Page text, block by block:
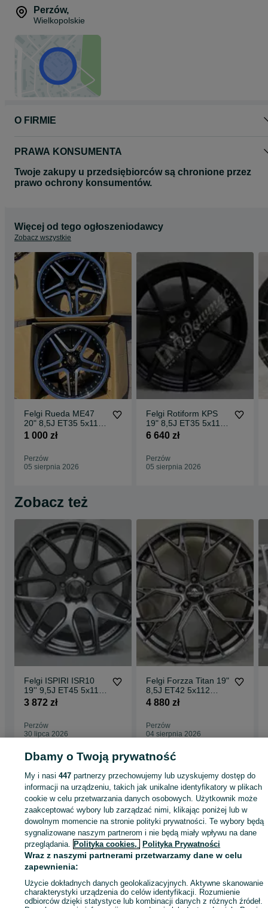
Cena z ogłoszenia dotyczy kompletu 4 felg 19" oraz zawiera VAT
23%.
Proszę o kontakt telefoniczny lub za pomocą formularza olx
odnośnie wyboru oraz dostępności felg do Państwa samochodu.
Zapraszamy do zapoznania się z całą naszą ofertą felg na naszej
stronie www.dawmac.eu
Perzów,
Wielkopolskie
O FIRMIE
PRAWA KONSUMENTA
Twoje zakupy u przedsiębiorców są chronione przez
prawo ochrony konsumentów.
Więcej od tego ogłoszeniodawcy
Zobacz wszystkie
Felgi Rueda ME47
20" 8,5J ET35 5x112
CBKF1 / 2 sztuki
1 000 zł
Perzów
05 sierpnia 2026
Felgi Rotiform KPS
19" 8,5J ET35 5x112
Matte Black Face w/
6 640 zł
Perzów
05 sierpnia 2026
Zobacz też
Felgi ISPIRI ISR10
19'' 9,5J ET45 5x112
Matt Graphite
3 872 zł
Perzów
30 lipca 2026
Felgi Forzza Titan 19"
8,5J ET42 5x112
Dark Graphite
4 880 zł
Perzów
04 sierpnia 2026
Strona główna Motoryzacja Opony i Felgi Felgi Felgi - Wielkopolskie
- Perzów
KATEGORIA
ID:854703327 Wyświetlenia:
Zadzwoń / SMS Wyślij wiadomość
Dbamy o Twoją prywatność
My i nasi447 partnerzy przechowujemy lub uzyskujemy dostęp do
informacji na urządzeniu, takich jak unikalne identyfikatory w plikach
cookie w celu przetwarzania danych osobowych. Użytkownik może
zaakceptować wybory lub zarządzać nimi, klikając poniżej lub w
dowolnym momencie na stronie polityki prywatności. Te wybory będą
sygnalizowane naszym partnerom i nie będą miały wpływu na dane
przeglądania. Polityka cookies, Polityka Prywatności
Wraz z naszymi partnerami przetwarzamy dane w celu
zapewnienia:
Użycie dokładnych danych geolokalizacyjnych. Aktywne skanowanie
charakterystyki urządzenia do celów identyfikacji. Rozumienie
odbiorców dzięki statystyce lub kombinacji danych z różnych źródeł.